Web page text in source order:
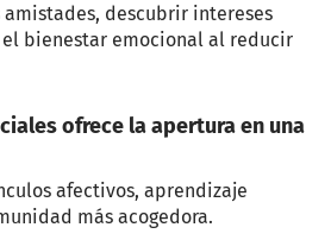
amistades, descubrir intereses
bienestar emocional al reducir
ofrece la apertura en una
afectivos, aprendizaje
más acogedora.